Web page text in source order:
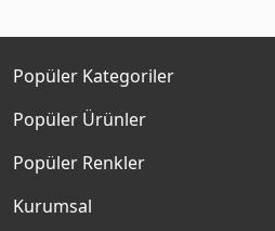
Popüler Kategoriler
İç Cephe Boyaları
İç Cephe Renkleri
Dış Cephe Renkleri
Popüler Ürünler
Momento Silan
Popüler Renkler
Kırık Beyaz Rengi
Kurumsal